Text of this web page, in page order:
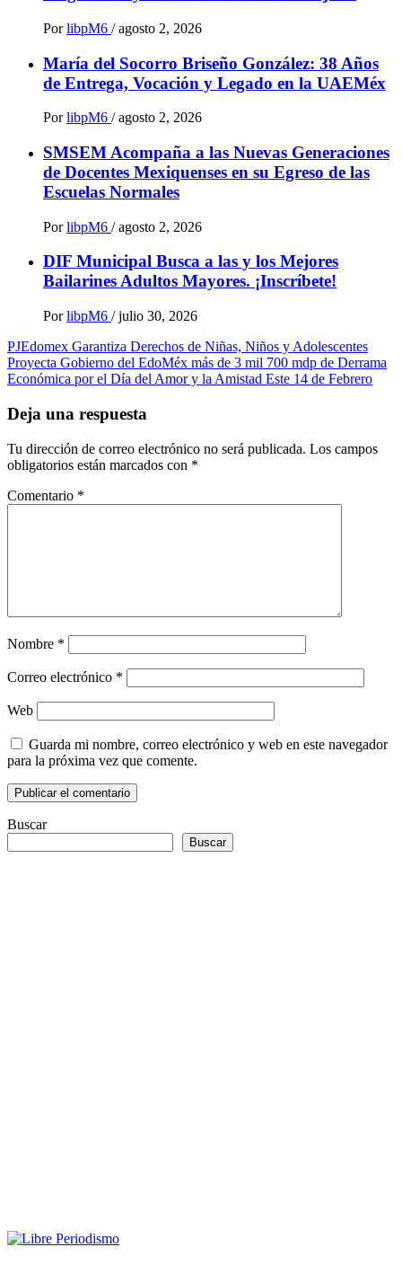
Por libpM6 / agosto 2, 2026
María del Socorro Briseño González: 38 Años
de Entrega, Vocación y Legado en la UAEMéx
Por libpM6 / agosto 2, 2026
SMSEM Acompaña a las Nuevas Generaciones
de Docentes Mexiquenses en su Egreso de las
Escuelas Normales
Por libpM6 / agosto 2, 2026
DIF Municipal Busca a las y los Mejores
Bailarines Adultos Mayores. ¡Inscríbete!
Por libpM6 / julio 30, 2026
Navegación
de
PJEdomex Garantiza Derechos de Niñas, Niños y Adolescentes
Proyecta Gobierno del EdoMéx más de 3 mil 700 mdp de Derrama
Económica por el Día del Amor y la Amistad Este 14 de Febrero
Deja una respuesta
Tu dirección de correo electrónico no será publicada. Los campos
obligatorios están marcados con *
Comentario *
Nombre *
Correo electrónico *
Web
Guarda mi nombre, correo electrónico y web en este navegador
para la próxima vez que comente.
Buscar
Buscar